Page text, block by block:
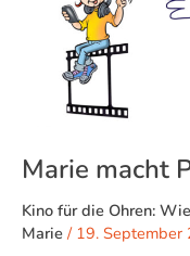
Marie macht
Kino für die Ohren:
Marie / 19. September